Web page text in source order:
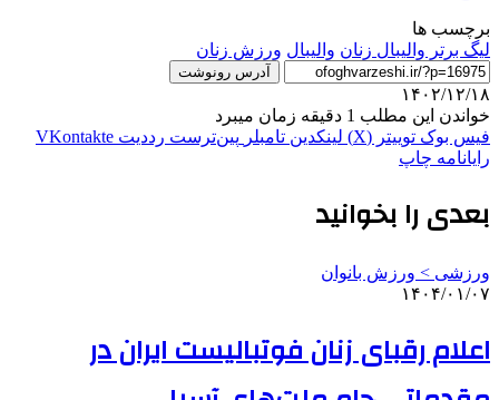
برچسب ها
لیگ برتر والیبال زنان واليبال ورزش زنان
آدرس رونوشت
۱۴۰۲/۱۲/۱۸
خواندن این مطلب 1 دقیقه زمان میبرد
فیس بوک توییتر (X) لینکدین ‫تامبلر ‫پین‌ترست ‫رددیت ‫VKontakte
رایانامه چاپ
بعدی را بخوانید
ورزشی > ورزش بانوان
۱۴۰۴/۰۱/۰۷
اعلام رقبای زنان فوتبالیست ایران در